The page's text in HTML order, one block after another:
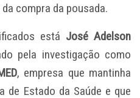
compra da pousada.
está José Adelson
pela investigação como
, empresa que mantinha
de Estado da Saúde e que